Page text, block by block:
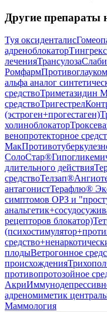
Другие препараты
Туя оксиденталис
адреноблокатор
леченияТрансулоза
Ромфарм
альфа аналог
средствоТриметазидин
средствоТригестрел
(эстроген+прогестаген)
холиноблокатор
венопротекторное
Мак
СолоСтар®
длительного действия
средствоТелзап®
антагонистТерафлю®
симптомов ОРЗ и
рецепторов блокатор)
плодыВетрогонное
происхождения
противопротозойное
Акри
адреномиметик
Маммология